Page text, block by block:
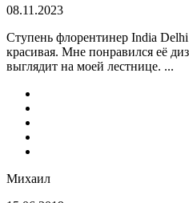
08.11.2023
Ступень флорентинер India Delhi
красивая. Мне понравился её
выглядит на моей лестнице. ...
Михаил